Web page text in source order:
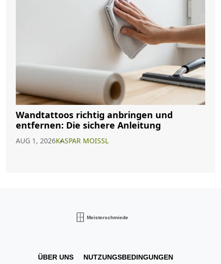
Wandtattoos richtig anbringen und
entfernen: Die sichere Anleitung
AUG 1, 2026KASPAR MOISSL
ÜBER UNS NUTZUNGSBEDINGUNGEN